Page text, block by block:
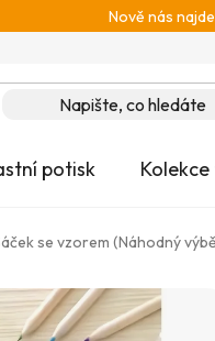
Nově nás
potisk
se vzorem (Náhodný